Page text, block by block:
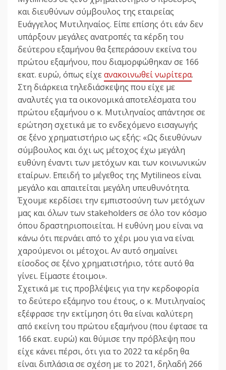
και διευθύνων σύμβουλος της εταιρείας
Ευάγγελος Μυτιληναίος. Είπε επίσης ότι εάν δεν
υπάρξουν μεγάλες ανατροπές τα κέρδη του
δεύτερου εξαμήνου θα ξεπεράσουν εκείνα του
πρώτου εξαμήνου, που διαμορφώθηκαν σε 166
εκατ. ευρώ, όπως είχε ανακοινωθεί νωρίτερα.
Στη διάρκεια τηλεδιάσκεψης που είχε με
αναλυτές για τα οικονομικά αποτελέσματα του
πρώτου εξαμήνου ο κ. Μυτιληναίος απάντησε σε
ερώτηση σχετικά με το ενδεχόμενο εισαγωγής
σε ξένο χρηματιστήριο ως εξής: «Ως διευθύνων
σύμβουλος και όχι ως μέτοχος έχω μεγάλη
ευθύνη έναντι των μετόχων και των κοινωνικών
εταίρων. Επειδή το μέγεθος της Mytilineos είναι
μεγάλο και απαιτείται μεγάλη υπευθυνότητα.
Έχουμε κερδίσει την εμπιστοσύνη των μετόχων
μας και όλων των stakeholders σε όλο τον κόσμο
όπου δραστηριοποιείται. Η ευθύνη μου είναι να
κάνω ότι περνάει από το χέρι μου για να είναι
χαρούμενοι οι μέτοχοι. Αν αυτό σημαίνει
είσοδος σε ξένο χρηματιστήριο, τότε αυτό θα
γίνει. Είμαστε έτοιμοι».
Σχετικά με τις προβλέψεις για την κερδοφορία
το δεύτερο εξάμηνο του έτους, ο κ. Μυτιληναίος
εξέφρασε την εκτίμηση ότι θα είναι καλύτερη
από εκείνη του πρώτου εξαμήνου (που έφτασε τα
166 εκατ. ευρώ) και θύμισε την πρόβλεψη που
είχε κάνει πέρσι, ότι για το 2022 τα κέρδη θα
είναι διπλάσια σε σχέση με το 2021, δηλαδή 266